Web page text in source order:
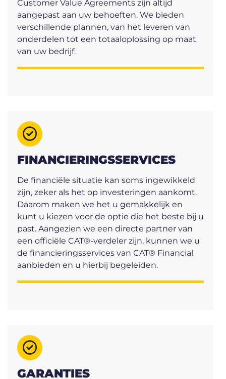
Customer Value Agreements zijn altijd
aangepast aan uw behoeften. We bieden
verschillende plannen, van het leveren van
onderdelen tot een totaaloplossing op maat
van uw bedrijf.
FINANCIERINGSSERVICES
De financiële situatie kan soms ingewikkeld
zijn, zeker als het op investeringen aankomt.
Daarom maken we het u gemakkelijk en
kunt u kiezen voor de optie die het beste bij u
past. Aangezien we een directe partner van
een officiële CAT®-verdeler zijn, kunnen we u
de financieringsservices van CAT® Financial
aanbieden en u hierbij begeleiden.
GARANTIES